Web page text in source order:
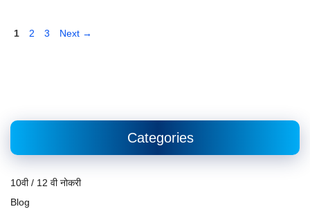
Page
1 Page
2 Page
3 Next →
Categories
10वी / 12 वी नोकरी
Blog